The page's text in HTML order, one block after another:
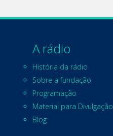
A rádio
História da rádio
Sobre a fundação
Programação
Material para Divulgação
Blog